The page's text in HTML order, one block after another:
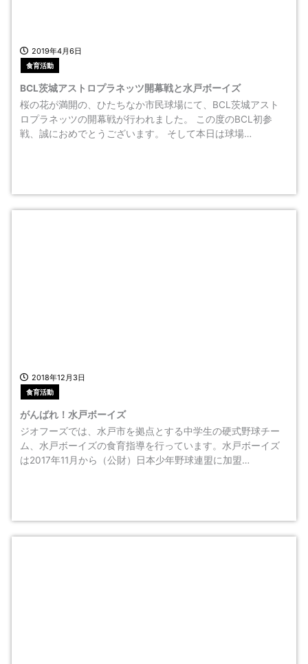
2019年4月6日
食育活動
BCL茨城アストロプラネッツ開幕戦と水戸ボーイズ
桜の花が満開の、ひたちなか市民球場にて、BCL茨城アスト
ロプラネッツの開幕戦が行われました。 この度のBCL初参
戦、誠におめでとうございます。 そして本日は球場…
2018年12月3日
食育活動
がんばれ！水戸ボーイズ
ジオフーズでは、水戸市を拠点とする中学生の硬式野球チー
ム、水戸ボーイズの食育指導を行っています。水戸ボーイズ
は2017年11月から（公財）日本少年野球連盟に加盟…